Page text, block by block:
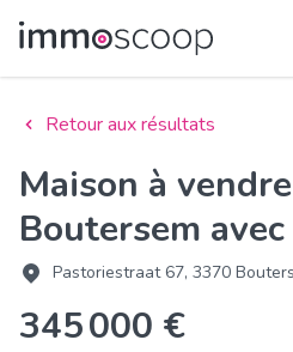
Retour aux résultats
Maison à vendre à
Boutersem
Pastoriestraat 67, 3370
345 000 €